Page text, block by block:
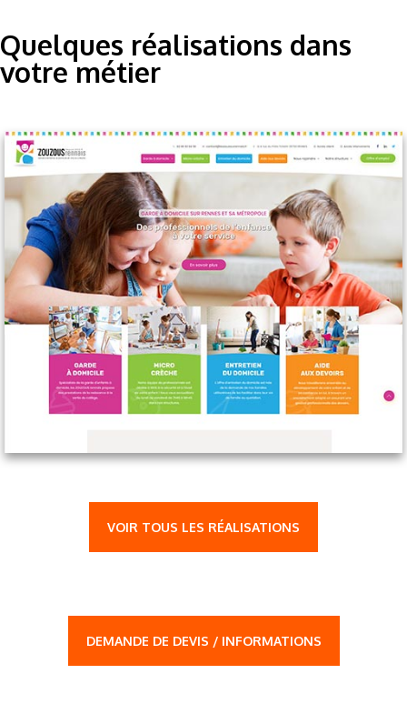
Quelques réalisations dans
votre métier
VOIR TOUS LES RÉALISATIONS
DEMANDE DE DEVIS / INFORMATIONS